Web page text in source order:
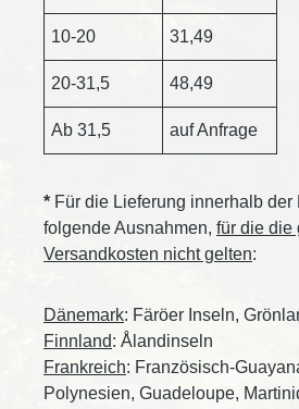
10-20 31,49
20-31,5 48,49
Ab 31,5 auf Anfrage
* Für die Lieferung innerhalb der
folgende Ausnahmen, für die die
Versandkosten nicht gelten:
Dänemark: Färöer Inseln,
Finnland: Ålandinseln
Frankreich: Französisch-
Polynesien, Guadeloupe,